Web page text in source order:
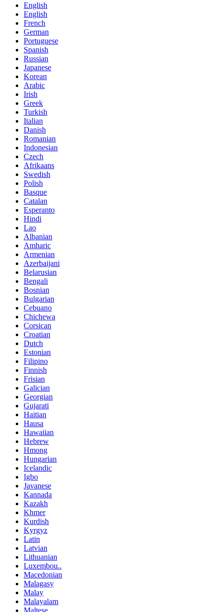
English
English
French
German
Portuguese
Spanish
Russian
Japanese
Korean
Arabic
Irish
Greek
Turkish
Italian
Danish
Romanian
Indonesian
Czech
Afrikaans
Swedish
Polish
Basque
Catalan
Esperanto
Hindi
Lao
Albanian
Amharic
Armenian
Azerbaijani
Belarusian
Bengali
Bosnian
Bulgarian
Cebuano
Chichewa
Corsican
Croatian
Dutch
Estonian
Filipino
Finnish
Frisian
Galician
Georgian
Gujarati
Haitian
Hausa
Hawaiian
Hebrew
Hmong
Hungarian
Icelandic
Igbo
Javanese
Kannada
Kazakh
Khmer
Kurdish
Kyrgyz
Latin
Latvian
Lithuanian
Luxembou..
Macedonian
Malagasy
Malay
Malayalam
Maltese